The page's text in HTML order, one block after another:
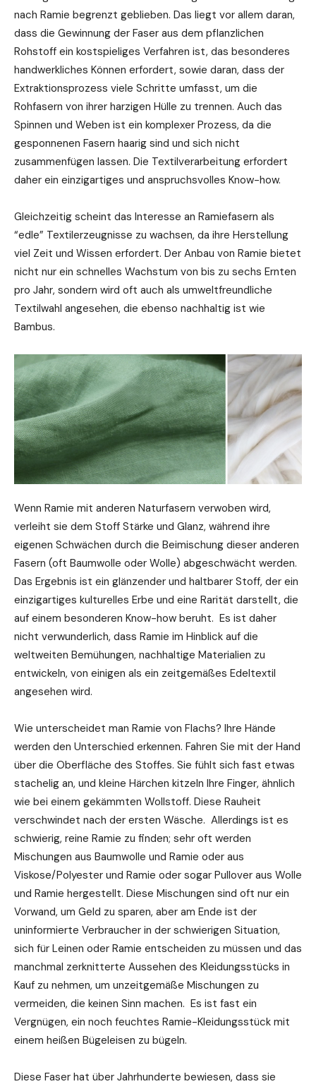
nach Ramie begrenzt geblieben. Das liegt vor allem daran,
dass die Gewinnung der Faser aus dem pflanzlichen
Rohstoff ein kostspieliges Verfahren ist, das besonderes
handwerkliches Können erfordert, sowie daran, dass der
Extraktionsprozess viele Schritte umfasst, um die
Rohfasern von ihrer harzigen Hülle zu trennen. Auch das
Spinnen und Weben ist ein komplexer Prozess, da die
gesponnenen Fasern haarig sind und sich nicht
zusammenfügen lassen. Die Textilverarbeitung erfordert
daher ein einzigartiges und anspruchsvolles Know-how.
Gleichzeitig scheint das Interesse an Ramiefasern als
“edle” Textilerzeugnisse zu wachsen, da ihre Herstellung
viel Zeit und Wissen erfordert. Der Anbau von Ramie bietet
nicht nur ein schnelles Wachstum von bis zu sechs Ernten
pro Jahr, sondern wird oft auch als umweltfreundliche
Textilwahl angesehen, die ebenso nachhaltig ist wie
Bambus.
Wenn Ramie mit anderen Naturfasern verwoben wird,
verleiht sie dem Stoff Stärke und Glanz, während ihre
eigenen Schwächen durch die Beimischung dieser anderen
Fasern (oft Baumwolle oder Wolle) abgeschwächt werden.
Das Ergebnis ist ein glänzender und haltbarer Stoff, der ein
einzigartiges kulturelles Erbe und eine Rarität darstellt, die
auf einem besonderen Know-how beruht. Es ist daher
nicht verwunderlich, dass Ramie im Hinblick auf die
weltweiten Bemühungen, nachhaltige Materialien zu
entwickeln, von einigen als ein zeitgemäßes Edeltextil
angesehen wird.
Wie unterscheidet man Ramie von Flachs? Ihre Hände
werden den Unterschied erkennen. Fahren Sie mit der Hand
über die Oberfläche des Stoffes. Sie fühlt sich fast etwas
stachelig an, und kleine Härchen kitzeln Ihre Finger, ähnlich
wie bei einem gekämmten Wollstoff. Diese Rauheit
verschwindet nach der ersten Wäsche. Allerdings ist es
schwierig, reine Ramie zu finden; sehr oft werden
Mischungen aus Baumwolle und Ramie oder aus
Viskose/Polyester und Ramie oder sogar Pullover aus Wolle
und Ramie hergestellt. Diese Mischungen sind oft nur ein
Vorwand, um Geld zu sparen, aber am Ende ist der
uninformierte Verbraucher in der schwierigen Situation,
sich für Leinen oder Ramie entscheiden zu müssen und das
manchmal zerknitterte Aussehen des Kleidungsstücks in
Kauf zu nehmen, um unzeitgemäße Mischungen zu
vermeiden, die keinen Sinn machen. Es ist fast ein
Vergnügen, ein noch feuchtes Ramie-Kleidungsstück mit
einem heißen Bügeleisen zu bügeln.
Diese Faser hat über Jahrhunderte bewiesen, dass sie